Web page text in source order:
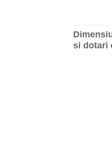
si dotari